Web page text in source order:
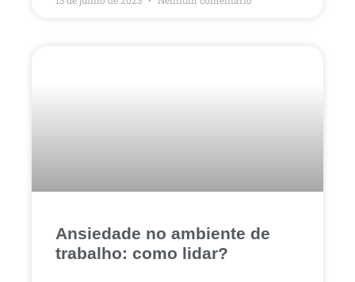
Ansiedade no ambiente de
trabalho: como lidar?